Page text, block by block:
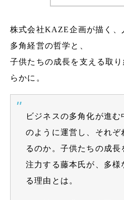
株式会社KAZE企画が描く、
多角経営の哲学と、
子供たちの成長を支える取
らかに。
ビジネスの多角化が進
のように運営し、それぞ
るのか。子供たちの成長
注力する藤本氏が、多様
る理由とは。